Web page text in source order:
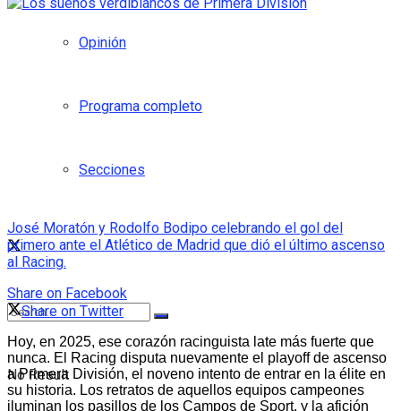
Opinión
Programa completo
Secciones
No Result
José Moratón y Rodolfo Bodipo celebrando el gol del
primero ante el Atlético de Madrid que dió el último ascenso
al Racing.
Share on Facebook
Share on Twitter
Hoy, en 2025, ese corazón racinguista late más fuerte que
nunca. El Racing disputa nuevamente el playoff de ascenso
a Primera División, el noveno intento de entrar en la élite en
su historia. Los retratos de aquellos equipos campeones
iluminan los pasillos de los Campos de Sport, y la afición